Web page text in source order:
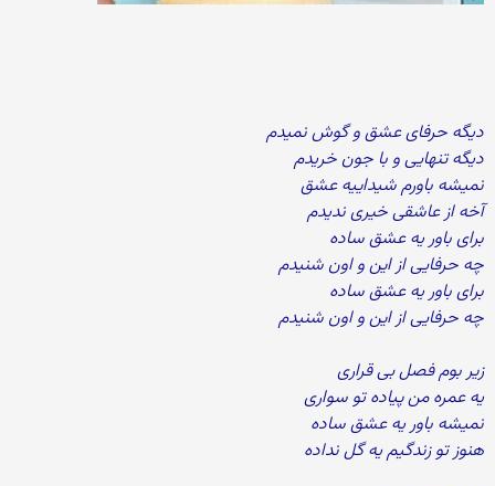
دیگه حرفای عشق و گوش نمیدم
دیگه تنهایی و با جون خریدم
نمیشه باورم شیداییه عشق
آخه از عاشقی خیری ندیدم
برای باور یه عشق ساده
چه حرفایی از این و اون شنیدم
برای باور یه عشق ساده
چه حرفایی از این و اون شنیدم
زیر بوم فصل بی قراری
یه عمره من پیاده تو سواری
نمیشه باور یه عشق ساده
هنوز تو زندگیم یه گل نداده